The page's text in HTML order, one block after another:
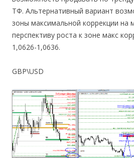
ТФ. Альтернативный вариант
зоны максимальной коррекции на
перспективу роста к зоне макс
1,0626-1,0636.
GBP\USD